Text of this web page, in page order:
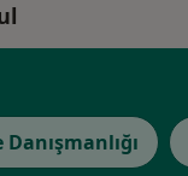
Danışmanlığı